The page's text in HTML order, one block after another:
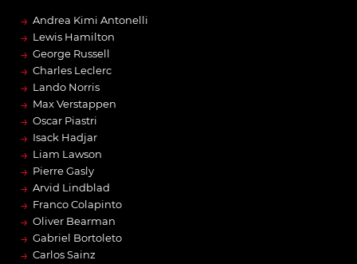
→ Andrea Kimi Antonelli
→ Lewis Hamilton
→ George Russell
→ Charles Leclerc
→ Lando Norris
→ Max Verstappen
→ Oscar Piastri
→ Isack Hadjar
→ Liam Lawson
→ Pierre Gasly
→ Arvid Lindblad
→ Franco Colapinto
→ Oliver Bearman
→ Gabriel Bortoleto
→ Carlos Sainz